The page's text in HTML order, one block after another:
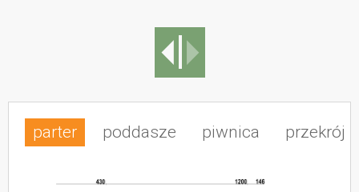
parter poddasze piwnica przekrój